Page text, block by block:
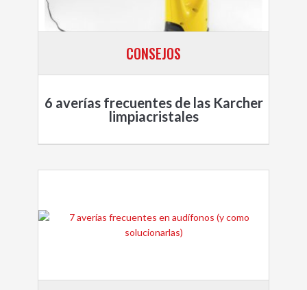
CONSEJOS
6 averías frecuentes de las Karcher
limpiacristales